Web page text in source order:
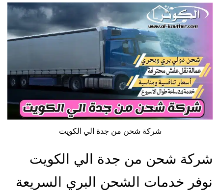
شركة شحن من جدة الي الكويت
شركة شحن من جدة الي الكويت
نوفر خدمات الشحن البري السريعة